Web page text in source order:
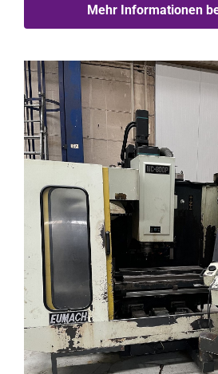
Mehr Informationen